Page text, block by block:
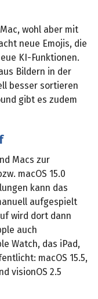
wohl aber mit
neue Emojis, die
KI-Funktionen.
Bildern in der
besser sortieren
gibt es zudem
Macs zur
macOS 15.0
kann das
aufgespielt
wird dort dann
auch
Watch, das iPad,
macOS 15.5,
visionOS 2.5